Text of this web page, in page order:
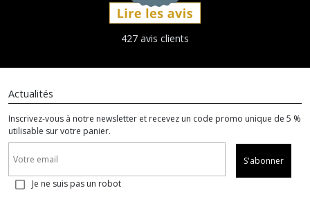
427 avis clients
Actualités
Inscrivez-vous à notre newsletter et recevez un code promo unique de 5 %
utilisable sur votre panier.
S'abonner
Je ne suis pas un robot